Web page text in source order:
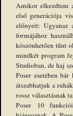
Amikor elkezdtem
első generációja
előnyeit: Ugyanaz
formájához
köszönhetően tűnt
mindkét program
Studioban, de haj
Poser esetében
átszabhatjuk a
rossz választásnak
Poser 10